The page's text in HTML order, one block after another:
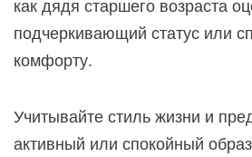
как дядя старшего возраста
подчеркивающий статус или
комфорту.
Учитывайте стиль жизни и
активный или спокойный